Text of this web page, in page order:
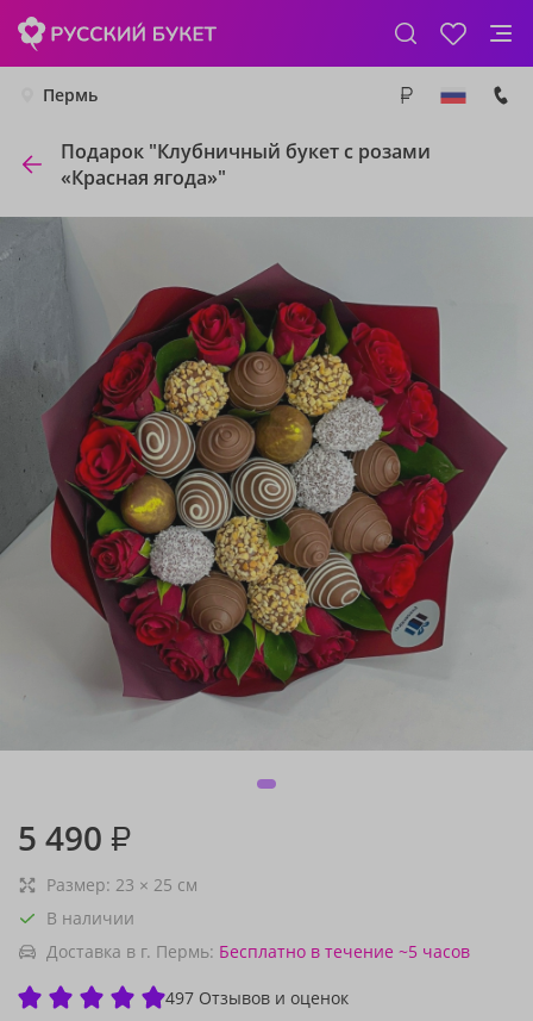
Пермь
Подарок "Клубничный букет с розами
«Красная ягода»"
5 490 ₽
Размер: 23 × 25 см
В наличии
Доставка в г. Пермь: Бесплатно в течение ~5 часов
497 Отзывов и оценок